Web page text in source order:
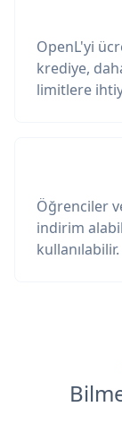
OpenL'yi
krediye,
limitlere
Öğrenciler
indirim
kullanılabilir.